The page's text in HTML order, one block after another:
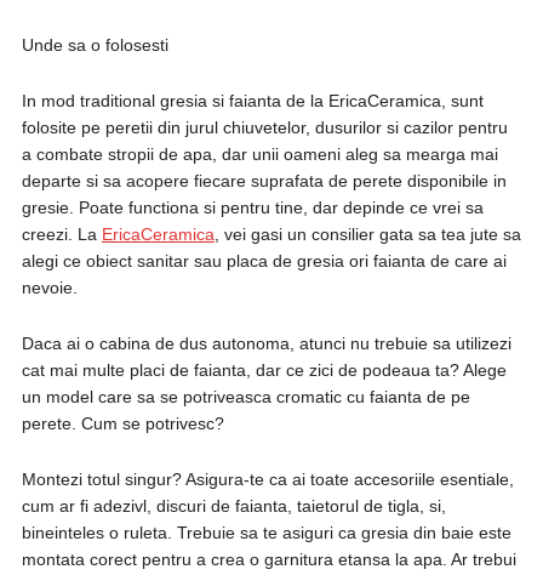
Unde sa o folosesti
In mod traditional gresia si faianta de la EricaCeramica, sunt
folosite pe peretii din jurul chiuvetelor, dusurilor si cazilor pentru
a combate stropii de apa, dar unii oameni aleg sa mearga mai
departe si sa acopere fiecare suprafata de perete disponibile in
gresie. Poate functiona si pentru tine, dar depinde ce vrei sa
creezi. La EricaCeramica , vei gasi un consilier gata sa tea jute sa
alegi ce obiect sanitar sau placa de gresia ori faianta de care ai
nevoie.
Daca ai o cabina de dus autonoma, atunci nu trebuie sa utilizezi
cat mai multe placi de faianta, dar ce zici de podeaua ta? Alege
un model care sa se potriveasca cromatic cu faianta de pe
perete. Cum se potrivesc?
Montezi totul singur? Asigura-te ca ai toate accesoriile esentiale,
cum ar fi adezivl, discuri de faianta, taietorul de tigla, si,
bineinteles o ruleta. Trebuie sa te asiguri ca gresia din baie este
montata corect pentru a crea o garnitura etansa la apa. Ar trebui